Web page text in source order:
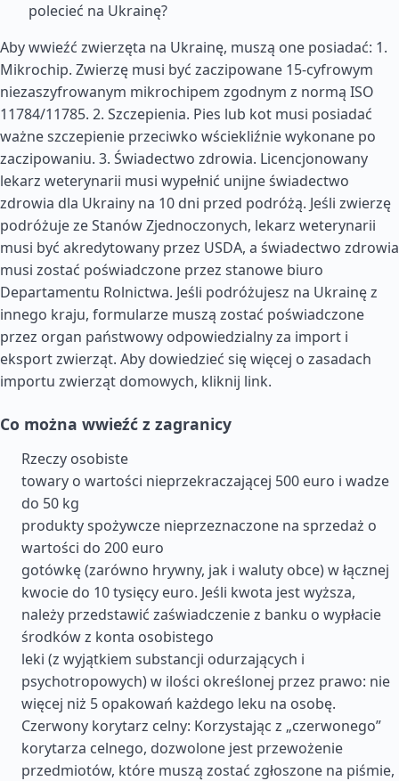
polecieć na Ukrainę?
Aby wwieźć zwierzęta na Ukrainę, muszą one posiadać: 1.
Mikrochip. Zwierzę musi być zaczipowane 15-cyfrowym
niezaszyfrowanym mikrochipem zgodnym z normą ISO
11784/11785. 2. Szczepienia. Pies lub kot musi posiadać
ważne szczepienie przeciwko wściekliźnie wykonane po
zaczipowaniu. 3. Świadectwo zdrowia. Licencjonowany
lekarz weterynarii musi wypełnić unijne świadectwo
zdrowia dla Ukrainy na 10 dni przed podróżą. Jeśli zwierzę
podróżuje ze Stanów Zjednoczonych, lekarz weterynarii
musi być akredytowany przez USDA, a świadectwo zdrowia
musi zostać poświadczone przez stanowe biuro
Departamentu Rolnictwa. Jeśli podróżujesz na Ukrainę z
innego kraju, formularze muszą zostać poświadczone
przez organ państwowy odpowiedzialny za import i
eksport zwierząt. Aby dowiedzieć się więcej o zasadach
importu zwierząt domowych, kliknij link.
Co można wwieźć z zagranicy
Rzeczy osobiste
towary o wartości nieprzekraczającej 500 euro i wadze
do 50 kg
produkty spożywcze nieprzeznaczone na sprzedaż o
wartości do 200 euro
gotówkę (zarówno hrywny, jak i waluty obce) w łącznej
kwocie do 10 tysięcy euro. Jeśli kwota jest wyższa,
należy przedstawić zaświadczenie z banku o wypłacie
środków z konta osobistego
leki (z wyjątkiem substancji odurzających i
psychotropowych) w ilości określonej przez prawo: nie
więcej niż 5 opakowań każdego leku na osobę.
Czerwony korytarz celny: Korzystając z „czerwonego”
korytarza celnego, dozwolone jest przewożenie
przedmiotów, które muszą zostać zgłoszone na piśmie,